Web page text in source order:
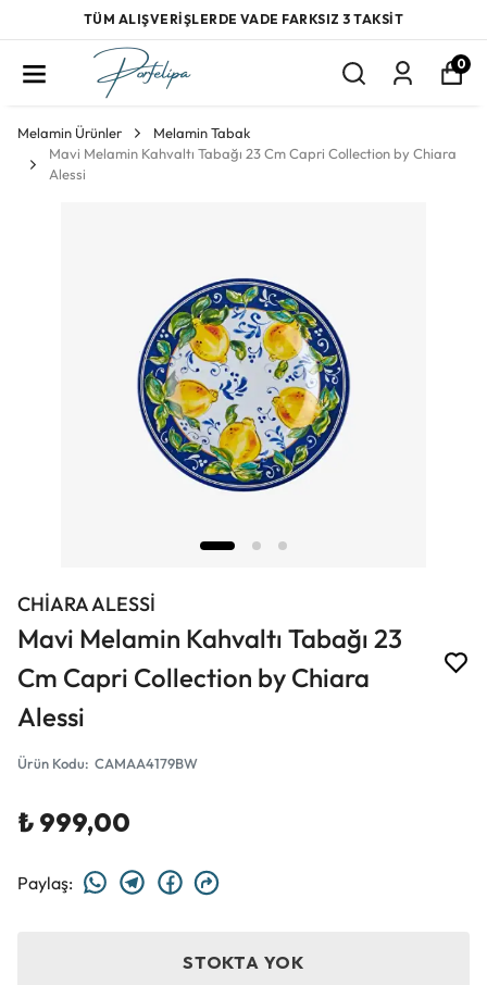
TÜM ALIŞVERİŞLERDE VADE FARKSIZ 3 TAKSİT
0
Melamin Ürünler
Melamin Tabak
Mavi Melamin Kahvaltı Tabağı 23 Cm Capri Collection by Chiara
Alessi
CHİARA ALESSİ
Mavi Melamin Kahvaltı Tabağı 23
Cm Capri Collection by Chiara
Alessi
Ürün Kodu: CAMAA4179BW
₺ 999,00
Paylaş:
STOKTA YOK